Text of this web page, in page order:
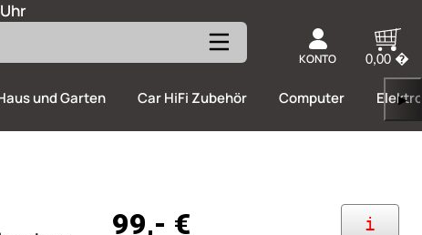
KONTO 0,00 �
und Garten Car HiFi Zubehör Computer ▶
i
99,- €